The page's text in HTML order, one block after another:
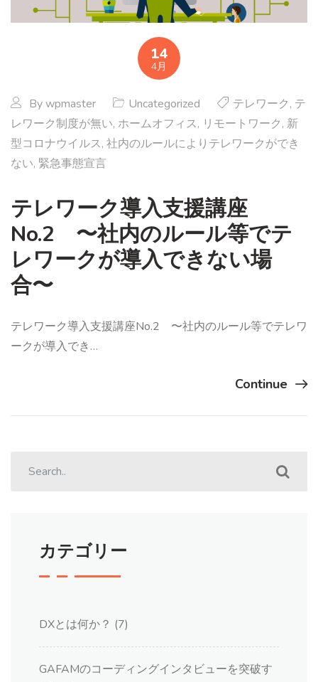
14
4月
Bywpmaster Uncategorized テレワーク, テ
レワーク制度が無い, ホームオフィス, リモートワーク, 新
型コロナウイルス, 社内のルールによりテレワークができ
ない, 緊急事態宣言
テレワーク導入支援講座
No.2 〜社内のルール等でテ
レワークが導入できない場
合〜
テレワーク導入支援講座No.2 〜社内のルール等でテレワ
ークが導入でき…
Continue
カテゴリー
DXとは何か？ (7)
GAFAMのコーディングインタビューを突破す